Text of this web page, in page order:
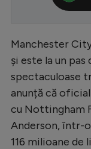
Manchester
și este la un
spectaculoase
anunță că
cu Nottingham
Anderson, într-
116 milioane de